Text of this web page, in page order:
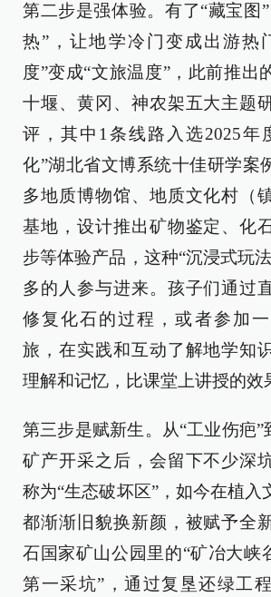
第二步是强体验。有了“藏宝图
热”，让地学冷门变成出游热
度”变成“文旅温度”，此前推出
十堰、黄冈、神农架五大主题
评，其中1条线路入选2025年
化”湖北省文博系统十佳研学案
多地质博物馆、地质文化村（
基地，设计推出矿物鉴定、化
步等体验产品，这种“沉浸式玩
多的人参与进来。孩子们通过
修复化石的过程，或者参加
旅，在实践和互动了解地学知
理解和记忆，比课堂上讲授的效
第三步是赋新生。从“工业伤疤”
矿产开采之后，会留下不少深
称为“生态破坏区”，如今在植入
都渐渐旧貌换新颜，被赋予全
石国家矿山公园里的“矿冶大峡
第一采坑”，通过复垦还绿工